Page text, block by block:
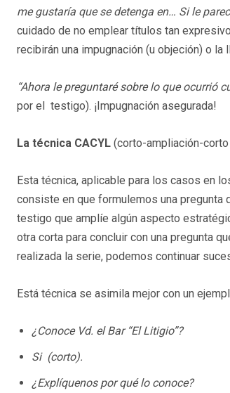
me gustaría que se detenga en… Si le
cuidado de no emplear títulos tan
recibirán una impugnación (u objeción) o la
“Ahora le preguntaré sobre lo que ocurrió
por el testigo). ¡Impugnación asegurada!
La técnica CACYL (corto-ampliación-
Esta técnica, aplicable para los casos en
consiste en que formulemos una pregunta
testigo que amplíe algún aspecto
otra corta para concluir con una pregunta
realizada la serie, podemos continuar
Está técnica se asimila mejor con un
¿Conoce Vd. el Bar “El Litigio”?
Si (corto).
¿Explíquenos por qué lo conoce?